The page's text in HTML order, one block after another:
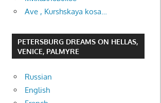
Ave , Kurshskaya kosa…
PETERSBURG DREAMS ON HELLAS,
VENICE, PALMYRE
Russian
English